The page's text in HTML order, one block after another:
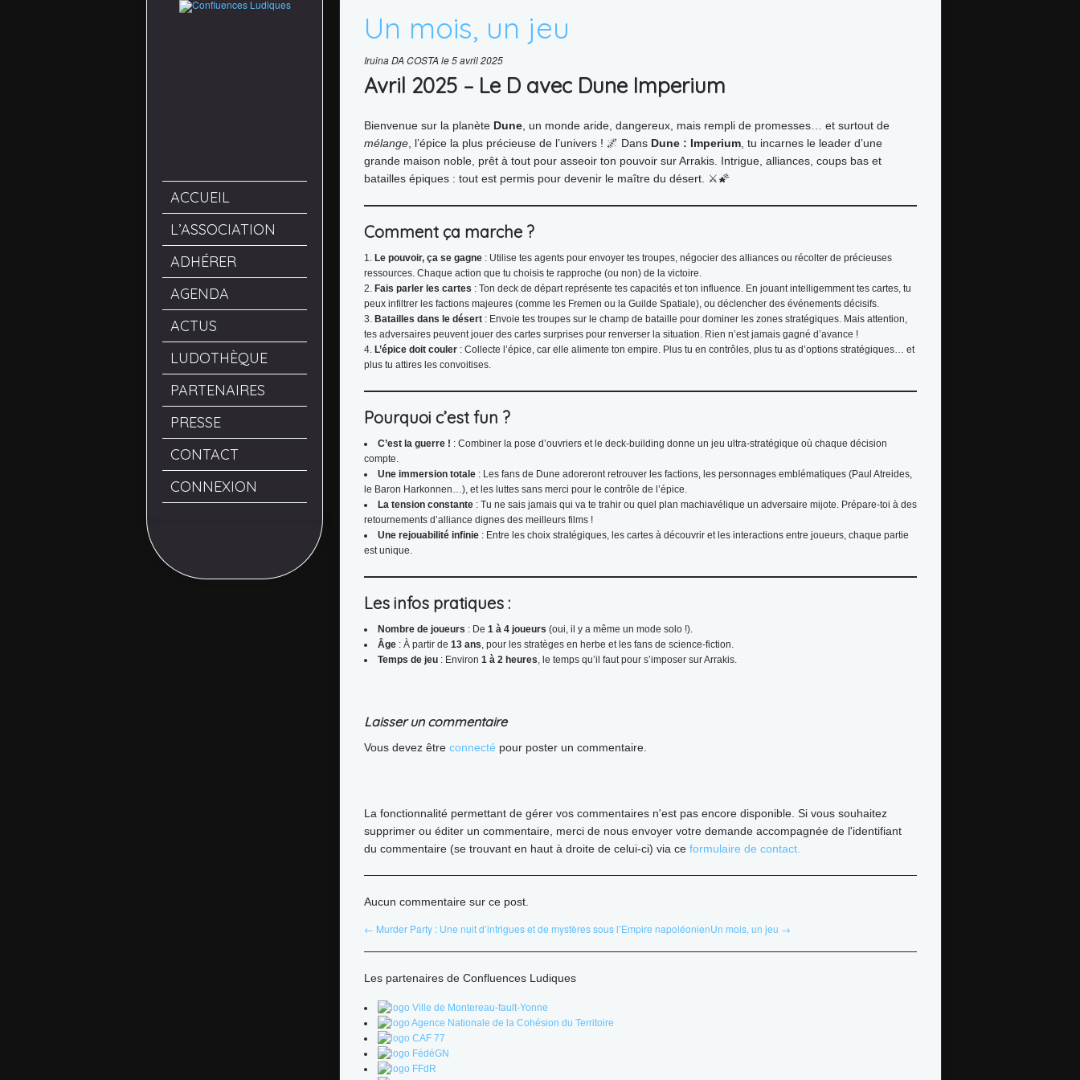
ACCUEIL
L’ASSOCIATION
ADHÉRER
AGENDA
ACTUS
LUDOTHÈQUE
PARTENAIRES
PRESSE
CONTACT
CONNEXION
Un mois, un jeu
Iruina DA COSTA le 5 avril 2025
Avril 2025 – Le D avec Dune Imperium
Bienvenue sur la planète Dune , un monde aride, dangereux, mais rempli de promesses… et surtout de
mélange , l’épice la plus précieuse de l’univers ! 🌌 Dans Dune : Imperium , tu incarnes le leader d’une
grande maison noble, prêt à tout pour asseoir ton pouvoir sur Arrakis. Intrigue, alliances, coups bas et
batailles épiques : tout est permis pour devenir le maître du désert. ⚔️🌠
Comment ça marche ?
Le pouvoir, ça se gagne : Utilise tes agents pour envoyer tes troupes, négocier des alliances ou récolter de précieuses
ressources. Chaque action que tu choisis te rapproche (ou non) de la victoire.
Fais parler les cartes : Ton deck de départ représente tes capacités et ton influence. En jouant intelligemment tes cartes, tu
peux infiltrer les factions majeures (comme les Fremen ou la Guilde Spatiale), ou déclencher des événements décisifs.
Batailles dans le désert : Envoie tes troupes sur le champ de bataille pour dominer les zones stratégiques. Mais attention,
tes adversaires peuvent jouer des cartes surprises pour renverser la situation. Rien n’est jamais gagné d’avance !
L’épice doit couler : Collecte l’épice, car elle alimente ton empire. Plus tu en contrôles, plus tu as d’options stratégiques… et
plus tu attires les convoitises.
Pourquoi c’est fun ?
C’est la guerre ! : Combiner la pose d’ouvriers et le deck-building donne un jeu ultra-stratégique où chaque décision
compte.
Une immersion totale : Les fans de Dune adoreront retrouver les factions, les personnages emblématiques (Paul Atreides,
le Baron Harkonnen…), et les luttes sans merci pour le contrôle de l’épice.
La tension constante : Tu ne sais jamais qui va te trahir ou quel plan machiavélique un adversaire mijote. Prépare-toi à des
retournements d’alliance dignes des meilleurs films !
Une rejouabilité infinie : Entre les choix stratégiques, les cartes à découvrir et les interactions entre joueurs, chaque partie
est unique.
Les infos pratiques :
Nombre de joueurs : De 1 à 4 joueurs (oui, il y a même un mode solo !).
Âge : À partir de 13 ans, pour les stratèges en herbe et les fans de science-fiction.
Temps de jeu : Environ 1 à 2 heures, le temps qu’il faut pour s’imposer sur Arrakis.
Laisser un commentaire
Vous devez être connecté pour poster un commentaire.
La fonctionnalité permettant de gérer vos commentaires n'est pas encore disponible. Si vous souhaitez
supprimer ou éditer un commentaire, merci de nous envoyer votre demande accompagnée de l'identifiant
du commentaire (se trouvant en haut à droite de celui-ci) via ce formulaire de contact.
Aucun commentaire sur ce post.
← Murder Party : Une nuit d’intrigues et de mystères sous l’Empire napoléonienUn mois, un jeu →
Les partenaires de Confluences Ludiques